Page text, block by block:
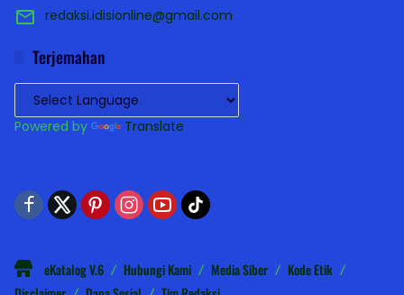
redaksi.idisionline@gmail.com
Terjemahan
Powered by Translate
eKatalog V.6 Hubungi Kami Media Siber
Kode Etik